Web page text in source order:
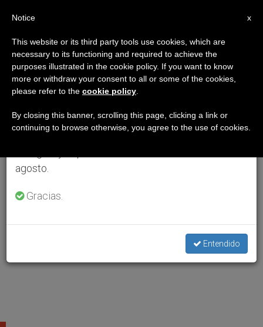
×
Aviso importante
Del 27 de julio al 7 de agosto haremos la pausa
anual, aprovechando que en el periodo de verano
se generan menos informaciones y también el
agosto.
Gracias.
Entendido
x
Notice
This website or its third party tools use cookies, which are
necessary to its functioning and required to achieve the
purposes illustrated in the cookie policy. If you want to know
more or withdraw your consent to all or some of the cookies,
please refer to the cookie policy
By closing this banner, scrolling this page, clicking a link or
continuing to browse otherwise, you agree to the use of cookies.